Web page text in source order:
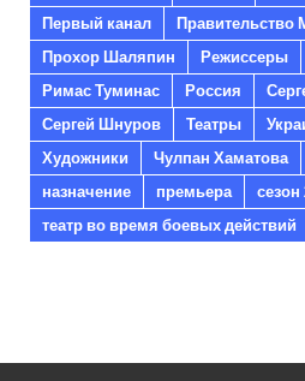
Первый канал
Правительство
Прохор Шаляпин
Режиссеры
Римас Туминас
Россия
Сергей Шнуров
Театры
Художники
Чулпан Хаматова
назначение
премьера
театр во время боевых действий